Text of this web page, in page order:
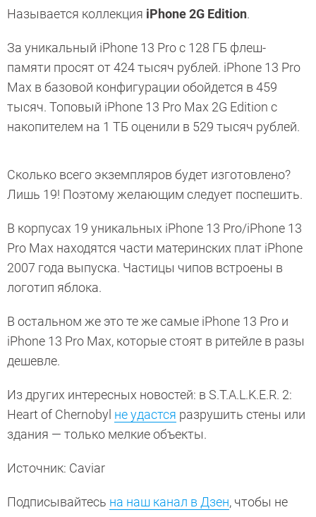
Называется коллекция iPhone 2G Edition.
За уникальный iPhone 13 Pro с 128 ГБ флеш-
памяти просят от 424 тысяч рублей. iPhone 13 Pro
Max в базовой конфигурации обойдется в 459
тысяч. Топовый iPhone 13 Pro Max 2G Edition с
накопителем на 1 ТБ оценили в 529 тысяч рублей.
Сколько всего экземпляров будет изготовлено?
Лишь 19! Поэтому желающим следует поспешить.
В корпусах 19 уникальных iPhone 13 Pro/iPhone 13
Pro Max находятся части материнских плат iPhone
2007 года выпуска. Частицы чипов встроены в
логотип яблока.
В остальном же это те же самые iPhone 13 Pro и
iPhone 13 Pro Max, которые стоят в ритейле в разы
дешевле.
Из других интересных новостей: в S.T.A.L.K.E.R. 2:
Heart of Chernobyl не удастся разрушить стены или
здания — только мелкие объекты.
Источник: Caviar
Подписывайтесь на наш канал в Дзен, чтобы не